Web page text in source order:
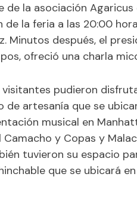
de la asociación
de la feria a las 20:00
Minutos después, el
ofreció una charla
visitantes pudieron
de artesanía que se
musical en
Camacho y Copas y
tuvieron su espacio
que se ubicará